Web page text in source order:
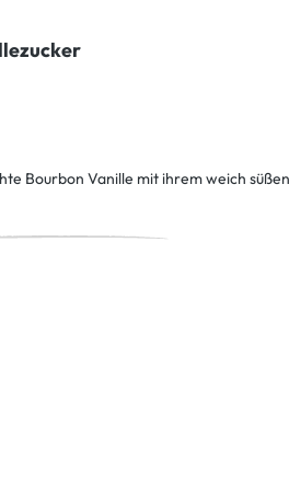
Bourbon Vanille mit ihrem weich